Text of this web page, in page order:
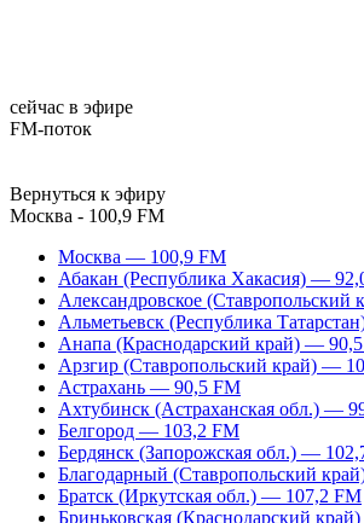
сейчас в эфире
FM-поток
Вернуться к эфиру
Москва - 100,9 FM
Москва — 100,9 FM
Абакан (Республика Хакасия) —
Александровское
Альметьевск (Республика
Анапа (Краснодарский край) —
Арзгир (Ставропольский край) —
Астрахань — 90,5 FM
Ахтубинск (Астраханская обл.) —
Белгород — 103,2 FM
Бердянск (Запорожская обл.) —
Благодарный (Ставропольский
Братск (Иркутская обл.) — 107,2 FM
Бриньковская (Краснодарский